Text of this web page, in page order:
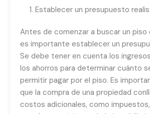
Establecer un presupuesto
Antes de comenzar a buscar un piso
es importante establecer un
Se debe tener en cuenta los
los ahorros para determinar cuánto
permitir pagar por el piso. Es
que la compra de una propiedad
costos adicionales, como